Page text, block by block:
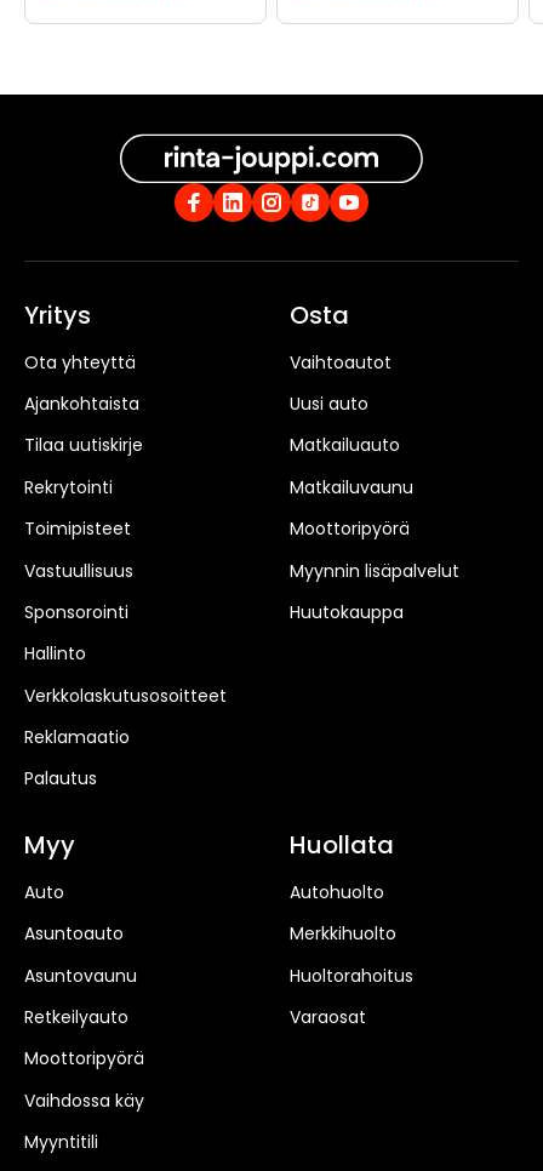
Yritys
Ota yhteyttä
Ajankohtaista
Tilaa uutiskirje
Rekrytointi
Toimipisteet
Vastuullisuus
Sponsorointi
Hallinto
Verkkolaskutusosoitteet
Reklamaatio
Palautus
Osta
Vaihtoautot
Uusi auto
Matkailuauto
Matkailuvaunu
Moottoripyörä
Myynnin lisäpalvelut
Huutokauppa
Myy
Auto
Asuntoauto
Asuntovaunu
Retkeilyauto
Moottoripyörä
Vaihdossa käy
Myyntitili
Huollata
Autohuolto
Merkkihuolto
Huoltorahoitus
Varaosat